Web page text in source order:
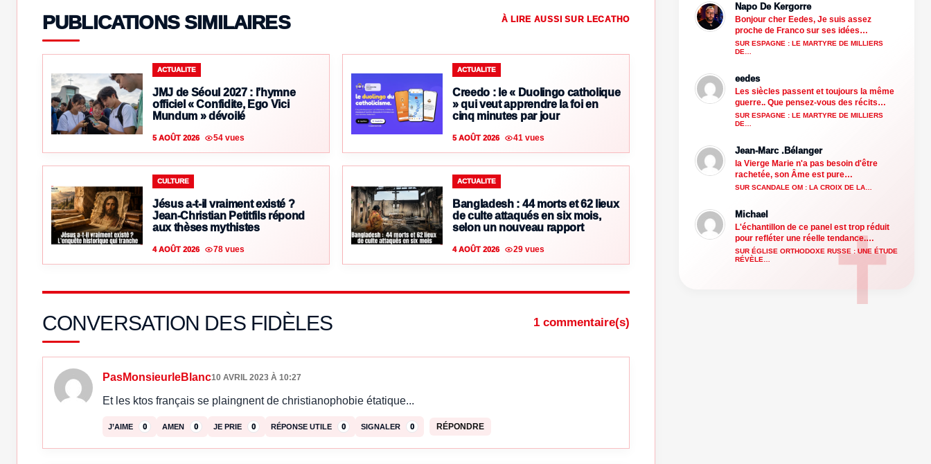
PUBLICATIONS SIMILAIRES À LIRE AUSSI SUR LECATHO
ACTUALITE
JMJ de Séoul 2027 : l’hymne
officiel « Confidite, Ego Vici
Mundum » dévoilé
5 AOÛT 2026 54 vues
ACTUALITE
Creedo : le « Duolingo catholique
» qui veut apprendre la foi en
cinq minutes par jour
5 AOÛT 2026 41 vues
CULTURE
Jésus a-t-il vraiment existé ?
Jean-Christian Petitfils répond
aux thèses mythistes
4 AOÛT 2026 78 vues
ACTUALITE
Bangladesh : 44 morts et 62 lieux
de culte attaqués en six mois,
selon un nouveau rapport
4 AOÛT 2026 29 vues
CONVERSATION DES FIDÈLES 1 commentaire(s)
PasMonsieurleBlanc10 AVRIL 2023 À 10:27
Et les ktos français se plaingnent de christianophobie étatique...
J’AIME 0 AMEN 0 JE PRIE 0 RÉPONSE UTILE 0 SIGNALER 0 RÉPONDRE
Napo De Kergorre
Bonjour cher Eedes, Je suis assez
proche de Franco sur ses idées…
SUR ESPAGNE : LE MARTYRE DE MILLIERS
DE…
eedes
Les siècles passent et toujours la même
guerre.. Que pensez-vous des récits…
SUR ESPAGNE : LE MARTYRE DE MILLIERS
DE…
Jean-Marc .Bélanger
la Vierge Marie n'a pas besoin d'être
rachetée, son Âme est pure…
SUR SCANDALE OM : LA CROIX DE LA…
Michael
L'échantillon de ce panel est trop réduit
pour refléter une réelle tendance.…
SUR ÉGLISE ORTHODOXE RUSSE : UNE ÉTUDE
RÉVÈLE…